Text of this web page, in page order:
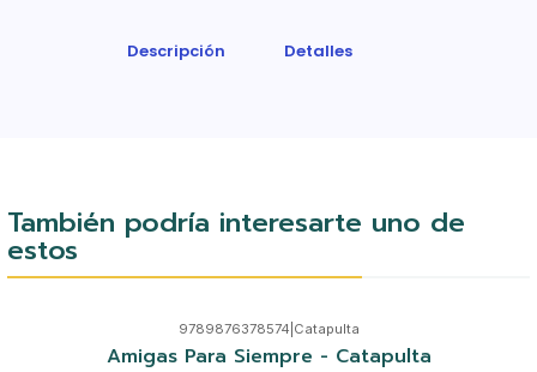
Descripción Detalles
También podría interesarte uno de
estos
9789876378574 Catapulta
Amigas Para Siempre - Catapulta